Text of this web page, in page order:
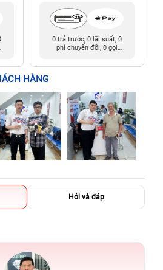
0 trả trước, 0 lãi suất, 0
phí chuyển đổi, 0 gọi
HÀNG
Hỏi và đáp